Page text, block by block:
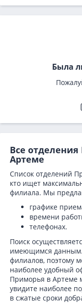
Была
Все
Артеме
Список отделений
кто ищет
филиала. Мы
графике
времени
телефонах.
Поиск
имеющимся данным.
филиалов, поэтому
наиболее удобный
Приморья в Артеме
увидите наиболее
в сжатые сроки